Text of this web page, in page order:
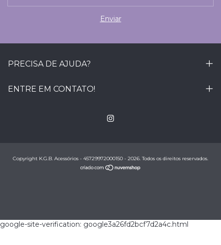
PRECISA DE AJUDA?
ENTRE EM CONTATO!
Copyright K.G.B. Acessórios - 45729972000150 - 2026. Todos os direitos reservados.
google-site-verification: google3a26fd2bcf7d2a4c.html